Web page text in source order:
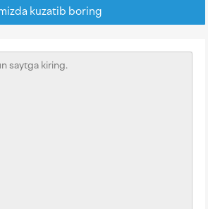
kuzatib boring